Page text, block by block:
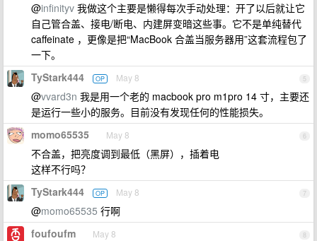
@infinityv 我做这个主要是懒得每次手动处理：开了以后就让它
自己管合盖、接电/断电、内建屏变暗这些事。它不是单纯替代
caffeinate ，更像是把“MacBook 合盖当服务器用”这套流程包了
一下。
5
TyStark444 OP May 8
@vvard3n 我是用一个老的 macbook pro m1pro 14 寸，主要还
是运行一些小的服务。目前没有发现任何的性能损失。
6
momo65535 May 8
不合盖，把亮度调到最低（黑屏），插着电
这样不行吗？
7
TyStark444 OP May 8
@momo65535 行啊
8
foufoufm May 8